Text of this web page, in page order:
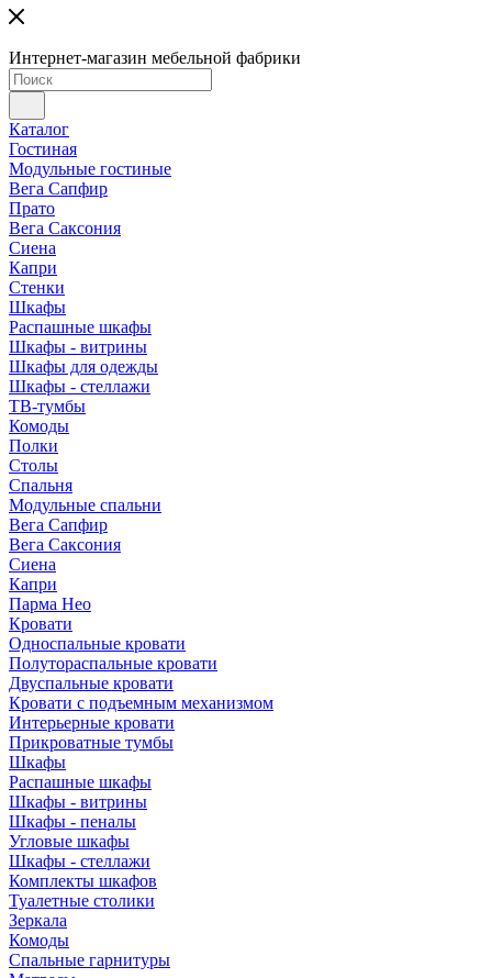
Интернет-магазин мебельной фабрики
Каталог
Гостиная
Модульные гостиные
Вега Сапфир
Прато
Вега Саксония
Сиена
Капри
Стенки
Шкафы
Распашные шкафы
Шкафы - витрины
Шкафы для одежды
Шкафы - стеллажи
ТВ-тумбы
Комоды
Полки
Столы
Спальня
Модульные спальни
Вега Сапфир
Вега Саксония
Сиена
Капри
Парма Нео
Кровати
Односпальные кровати
Полутораспальные кровати
Двуспальные кровати
Кровати с подъемным механизмом
Интерьерные кровати
Прикроватные тумбы
Шкафы
Распашные шкафы
Шкафы - витрины
Шкафы - пеналы
Угловые шкафы
Шкафы - стеллажи
Комплекты шкафов
Туалетные столики
Зеркала
Комоды
Спальные гарнитуры